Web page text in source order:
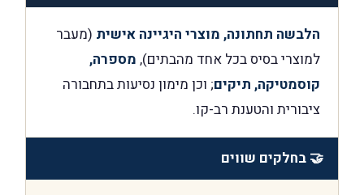
הלבשה תחתונה, מוצרי היגיינה אישית (מעבר
למוצרי בסיס בכל אחד מהבתים), מספרה,
קוסמטיקה, תיקים; וכן מימון נסיעות בתחבורה
ציבורית והטענת רב-קו.
🤝 בחלקים שווים